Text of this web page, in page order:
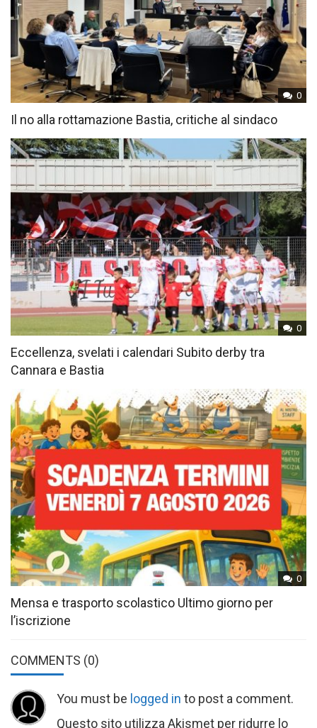
0
Il no alla rottamazione Bastia, critiche al sindaco
0
Eccellenza, svelati i calendari Subito derby tra
Cannara e Bastia
0
Mensa e trasporto scolastico Ultimo giorno per
l’iscrizione
COMMENTS (0)
You must be logged in to post a comment.
Questo sito utilizza Akismet per ridurre lo